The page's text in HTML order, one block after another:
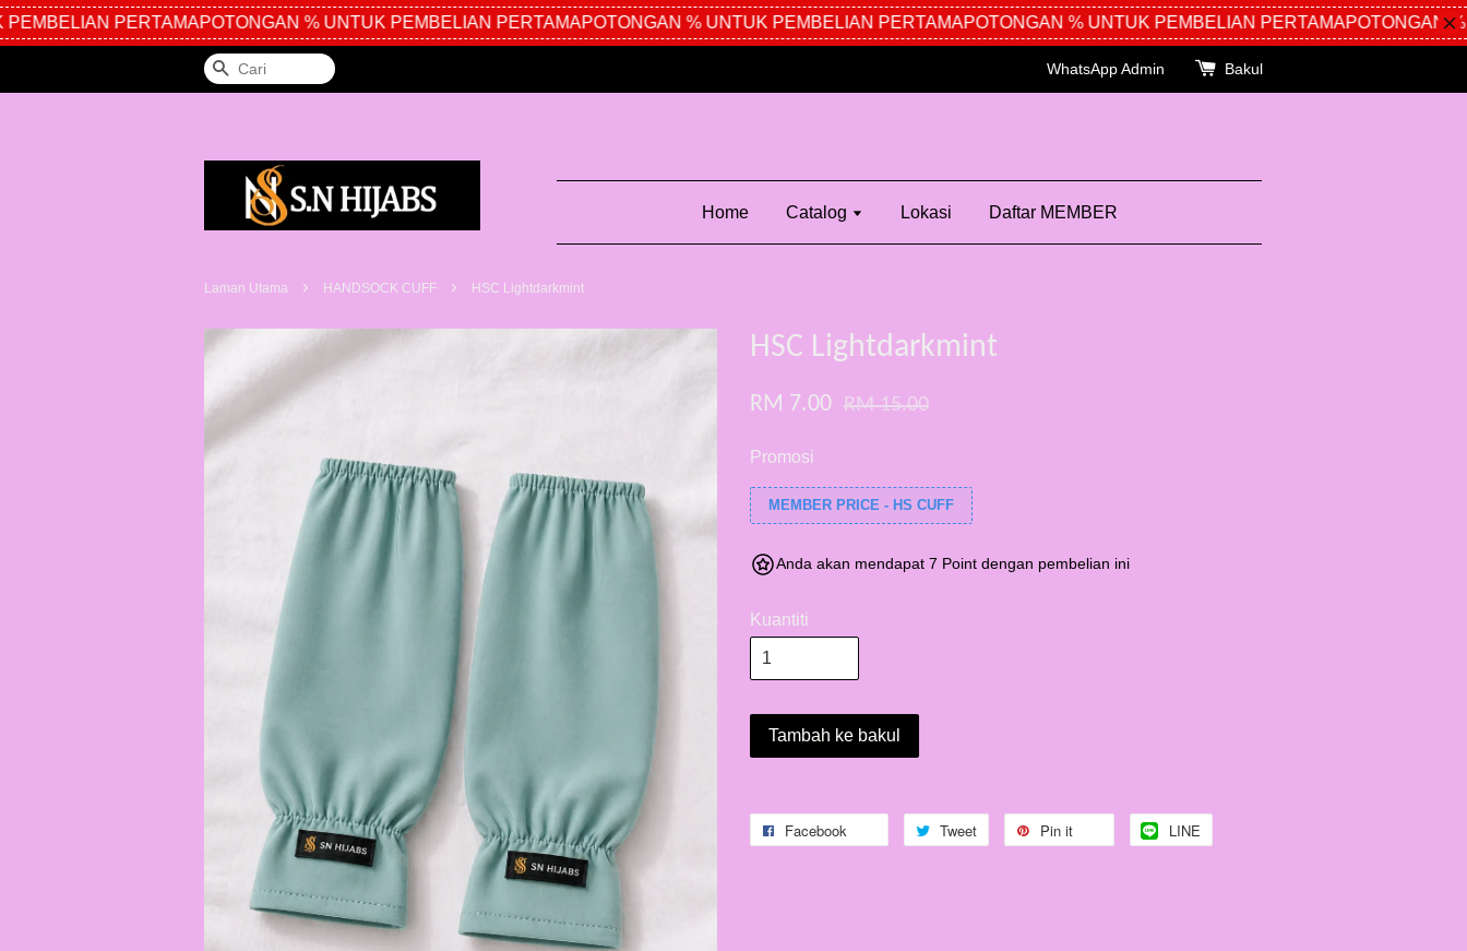
PERTAMAPOTONGAN % UNTUK PEMBELIAN PERTAMAPOTONGAN % UNTUK PEMBELIAN PERTAMAPOTONGAN % UNTUK PEMBELIAN PERTAMAPOTONGAN %
Cari WhatsApp Admin Bakul
Home Catalog Lokasi Daftar MEMBER
Laman Utama › HANDSOCK CUFF › HSC Lightdarkmint
HSC Lightdarkmint
RM 7.00 RM 15.00
Promosi
MEMBER PRICE - HS CUFF
Anda akan mendapat 7 Point dengan pembelian ini
Kuantiti
Tambah ke bakul
Facebook Tweet Pin it LINE